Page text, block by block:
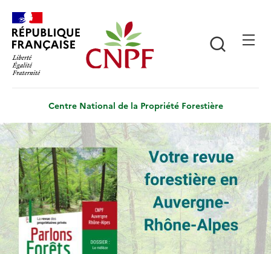
contenu
principal
Centre National de la Propriété Forestière